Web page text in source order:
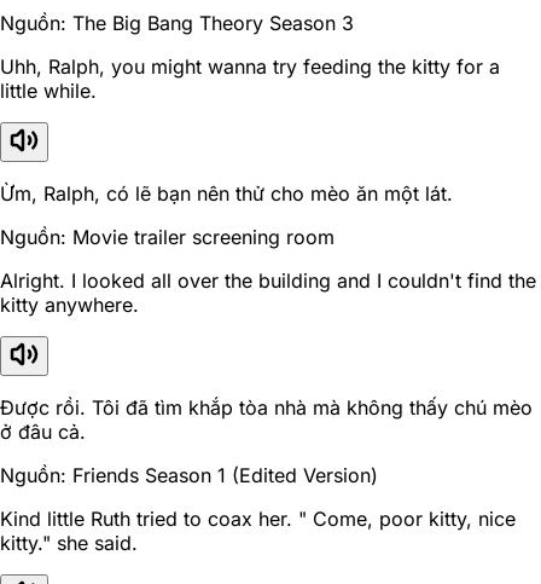
Nguồn: The Big Bang Theory Season 3
Uhh, Ralph, you might wanna try feeding the kitty for a
little while.
Ừm, Ralph, có lẽ bạn nên thử cho mèo ăn một lát.
Nguồn: Movie trailer screening room
Alright. I looked all over the building and I couldn't find the
kitty anywhere.
Được rồi. Tôi đã tìm khắp tòa nhà mà không thấy chú mèo
ở đâu cả.
Nguồn: Friends Season 1 (Edited Version)
Kind little Ruth tried to coax her. " Come, poor kitty, nice
kitty." she said.